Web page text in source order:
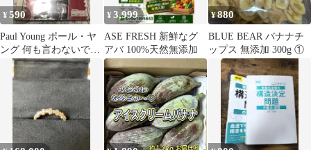
¥590
Paul Young ポール・ヤ
ング 何も言わないで
NO PARLEZ
¥3,999
ASE FRESH 新鮮なグ
アバ 100%天然無添加
¥880
BLUE BEAR バナナチ
ップス 無添加 300g ①